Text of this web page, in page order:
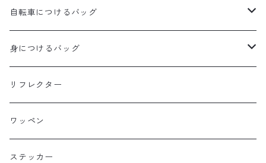
aldr works
B3
Baby Legs Bags
Bike Friday
BOGEWORKS
自転車につけるバッグ
WALD 用バッグ
ハンドルバーバッグ
トップチューブバッグ
フォークバッグ
身につけるバッグ
ヒップバッグ
トートバッグ
サコッシュ
リフレクター
ワッペン
ステッカー